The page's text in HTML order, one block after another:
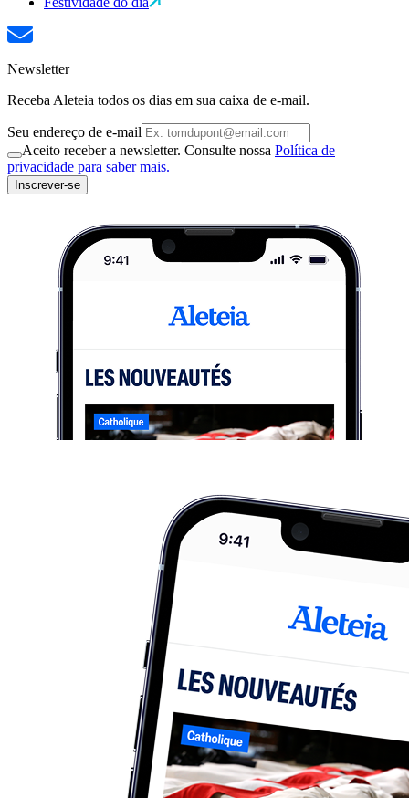
Newsletter
Receba Aleteia todos os dias em sua caixa de e-mail.
Seu endereço de e-mail
Aceito receber a newsletter. Consulte nossa Política de
privacidade para saber mais.
Inscrever-se